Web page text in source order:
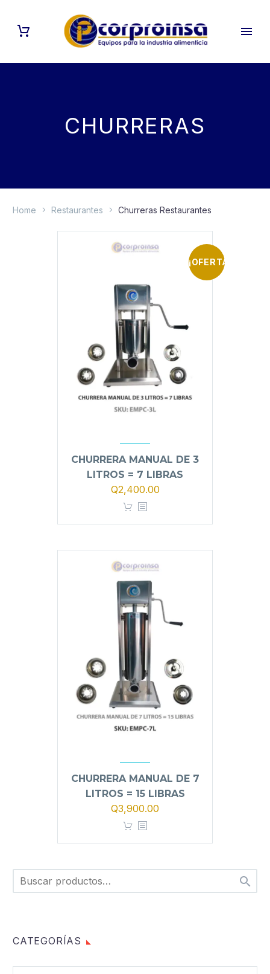
CHURRERAS
Home Restaurantes Churreras Restaurantes
¡OFERTA!
CHURRERA MANUAL DE 3
LITROS = 7 LIBRAS
El
precio
Q2,700.00.
Q2,400.00El
Q2,400.00.
CHURRERA MANUAL DE 7
LITROS = 15 LIBRAS
Q3,900.00

CATEGORÍAS